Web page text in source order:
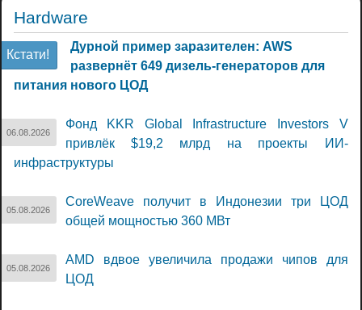
Hardware
Кстати!
Дурной пример заразителен: AWS
развернёт 649 дизель-генераторов для
питания нового ЦОД
06.08.2026
Фонд KKR Global Infrastructure Investors V
привлёк $19,2 млрд на проекты ИИ-
инфраструктуры
05.08.2026
CoreWeave получит в Индонезии три ЦОД
общей мощностью 360 МВт
05.08.2026
AMD вдвое увеличила продажи чипов для
ЦОД